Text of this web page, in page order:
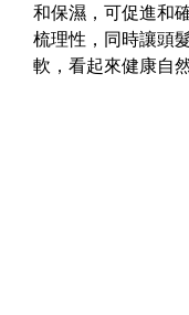
和保濕，可促進和
梳理性，同時讓頭
軟，看起來健康自然